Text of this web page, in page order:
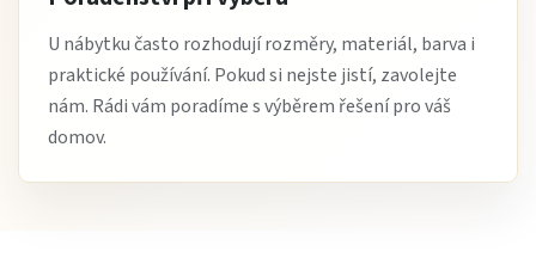
U nábytku často rozhodují rozměry, materiál, barva i
praktické používání. Pokud si nejste jistí, zavolejte
nám. Rádi vám poradíme s výběrem řešení pro váš
domov.